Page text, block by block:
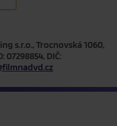
s.r.o., Trocnovská 1060,
07298854, DIČ: